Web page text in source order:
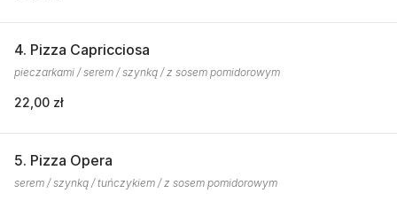
4. Pizza Capricciosa
pieczarkami / serem / szynką / z sosem pomidorowym
22,00 zł
5. Pizza Opera
serem / szynką / tuńczykiem / z sosem pomidorowym